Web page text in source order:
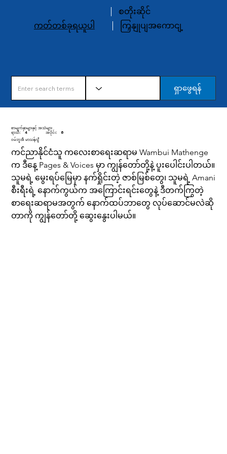
စတိုးဆိုင်
ကတ်တစ်ခုရယူပါ
ကြှနျုပျအကောငျ့
ရှာဖွေရန်
စာမျက်နှာများနှင့် အသံများ
ရာသီ:
4 အပိုင်း:
6
ဝမ်ဘူအီ မာသန်ဂျီ
ကင်ညာနိုင်ငံသူ ကလေးစာရေးဆရာမ Wambui Mathenge
က ဒီနေ့ Pages & Voices မှာ ကျွန်တော်တို့နဲ့ ပူးပေါင်းပါတယ်။
သူမရဲ့ မွေးရပ်မြေမှာ နက်ရှိုင်းတဲ့ ဇာစ်မြစ်တွေ၊ သူမရဲ့ Amani
စီးရီးရဲ့ နောက်ကွယ်က အကြောင်းရင်းတွေနဲ့ ဒီတက်ကြွတဲ့
စာရေးဆရာမအတွက် နောက်ထပ်ဘာတွေ လုပ်ဆောင်မလဲဆို
တာကို ကျွန်တော်တို့ ဆွေးနွေးပါမယ်။